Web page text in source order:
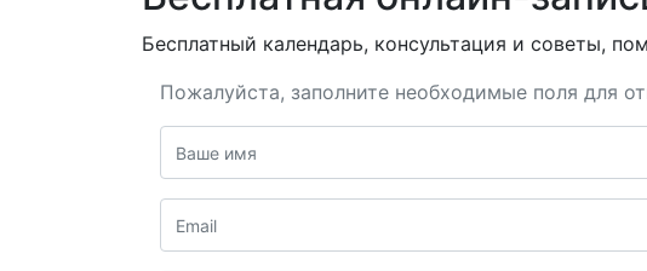
Бесплатный календарь, консультация и советы,
Пожалуйста, заполните необходимые поля для